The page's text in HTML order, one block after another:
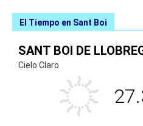
El Tiempo en Sant Boi
SANT BOI DE
Cielo Claro